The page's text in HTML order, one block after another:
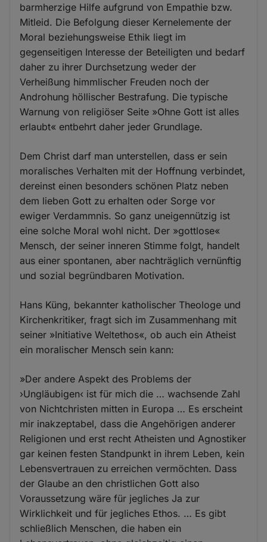
barmherzige Hilfe aufgrund von Empathie bzw.
Mitleid. Die Befolgung dieser Kernelemente der
Moral beziehungsweise Ethik liegt im
gegenseitigen Interesse der Beteiligten und bedarf
daher zu ihrer Durchsetzung weder der
Verheißung himmlischer Freuden noch der
Androhung höllischer Bestrafung. Die typische
Warnung von religiöser Seite »Ohne Gott ist alles
erlaubt« entbehrt daher jeder Grundlage.
Dem Christ darf man unterstellen, dass er sein
moralisches Verhalten mit der Hoffnung verbindet,
dereinst einen besonders schönen Platz neben
dem lieben Gott zu erhalten oder Sorge vor
ewiger Verdammnis. So ganz uneigennützig ist
eine solche Moral wohl nicht. Der »gottlose«
Mensch, der seiner inneren Stimme folgt, handelt
aus einer spontanen, aber nachträglich vernünftig
und sozial begründbaren Motivation.
Hans Küng, bekannter katholischer Theologe und
Kirchenkritiker, fragt sich im Zusammenhang mit
seiner »Initiative Weltethos«, ob auch ein Atheist
ein moralischer Mensch sein kann:
»Der andere Aspekt des Problems der
›Ungläubigen‹ ist für mich die … wachsende Zahl
von Nichtchristen mitten in Europa … Es erscheint
mir inakzeptabel, dass die Angehörigen anderer
Religionen und erst recht Atheisten und Agnostiker
gar keinen festen Standpunkt in ihrem Leben, kein
Lebensvertrauen zu erreichen vermöchten. Dass
der Glaube an den christlichen Gott also
Voraussetzung wäre für jegliches Ja zur
Wirklichkeit und für jegliches Ethos. … Es gibt
schließlich Menschen, die haben ein